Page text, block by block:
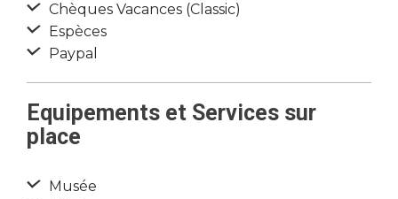
Chèques Vacances (Classic)
Espèces
Paypal
Equipements et Services sur
place
Musée